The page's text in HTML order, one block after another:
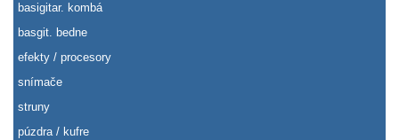
basigitar. kombá
basgit. bedne
efekty / procesory
snímače
struny
púzdra / kufre